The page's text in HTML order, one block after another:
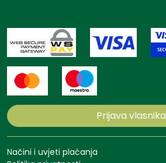
Prijava vlasnika
Načini i uvjeti plaćanja